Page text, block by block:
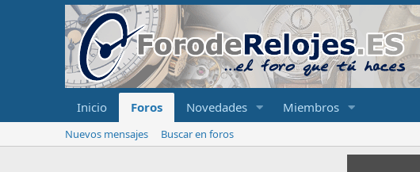
Inicio Foros Novedades Miembros
Nuevos mensajes Buscar en foros